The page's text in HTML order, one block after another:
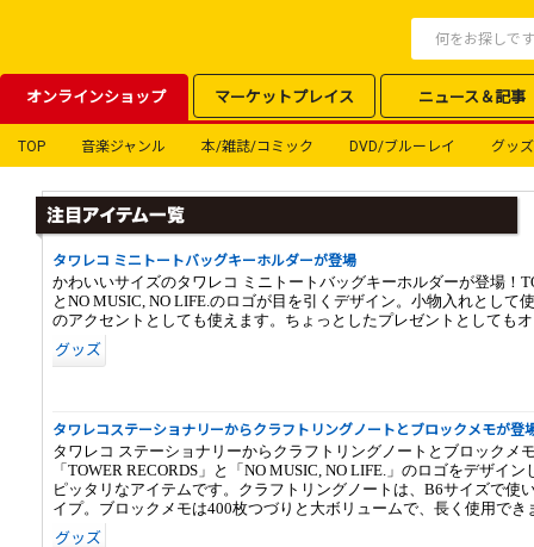
オンラインショップ マーケットプレイス ニュース＆記事
TOP 音楽ジャンル 本/雑誌/コミック DVD/ブルーレイ グッズ
タワレコ ミニトートバッグキーホルダーが登場
かわいいサイズのタワレコ ミニトートバッグキーホルダーが登場！
とNO MUSIC, NO LIFE.のロゴが目を引くデザイン。小物入れとして
のアクセントとしても使えます。ちょっとしたプレゼントとしても
グッズ
タワレコステーショナリーからクラフトリングノートとブロックメモが登
タワレコ ステーショナリーからクラフトリングノートとブロックメ
「TOWER RECORDS」と「NO MUSIC, NO LIFE.」のロゴをデザイ
ピッタリなアイテムです。クラフトリングノートは、B6サイズで使
イプ。ブロックメモは400枚つづりと大ボリュームで、長く使用でき
グッズ